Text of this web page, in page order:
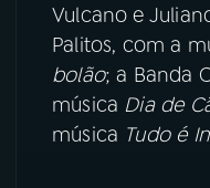
YouTube
Instagram
TikTok
Vulcano e
Palitos, com a
bolão; a Banda
música Dia de
música Tudo é